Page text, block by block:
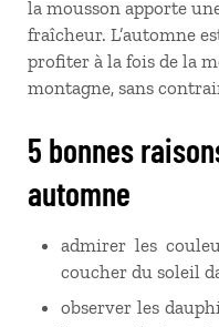
la mousson apporte
fraîcheur. L’automne
profiter à la fois de la
montagne, sans
5 bonnes
automne
admirer les
coucher du soleil
observer les